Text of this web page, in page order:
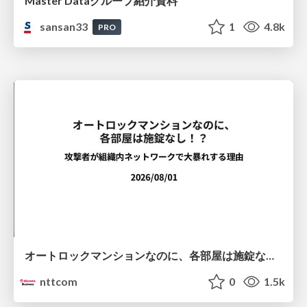
sansan33
PRO 1 4.8k
オートロックマンションなのに、各部屋は施錠なし！？ 攻撃者が組織内ネットワークで大暴れする理由 / The Front Door Is Locked, but the Rooms Are Wide Open: Why Attackers Move Freely Inside Enterprise Networks
nttcom
0 1.5k